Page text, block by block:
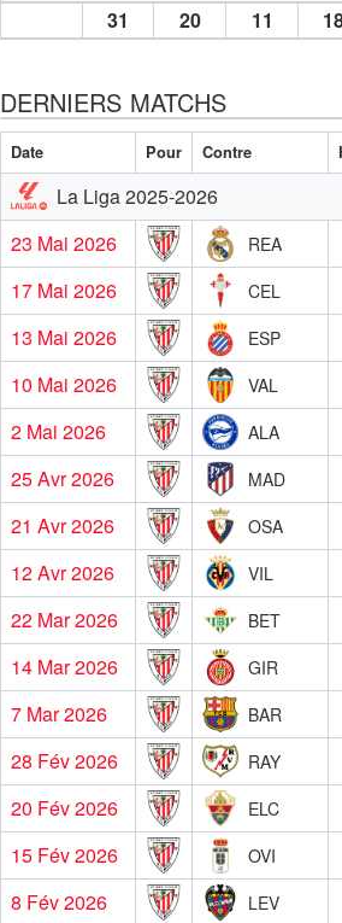
31 20 11
DERNIERS MATCHS
Date Pour Contre
La Liga 2025-2026
23 Mai 2026
REA
17 Mai 2026
CEL
13 Mai 2026
ESP
10 Mai 2026
VAL
2 Mai 2026
ALA
25 Avr 2026
MAD
21 Avr 2026
OSA
12 Avr 2026
VIL
22 Mar 2026
BET
14 Mar 2026
GIR
7 Mar 2026
BAR
28 Fév 2026
RAY
20 Fév 2026
ELC
15 Fév 2026
OVI
8 Fév 2026
LEV